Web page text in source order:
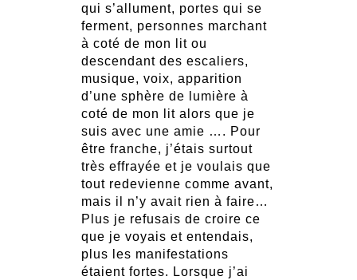
qui s’allument, portes qui se
ferment, personnes marchant
à coté de mon lit ou
descendant des escaliers,
musique, voix, apparition
d’une sphère de lumière à
coté de mon lit alors que je
suis avec une amie …. Pour
être franche, j’étais surtout
très effrayée et je voulais que
tout redevienne comme avant,
mais il n’y avait rien à faire…
Plus je refusais de croire ce
que je voyais et entendais,
plus les manifestations
étaient fortes. Lorsque j’ai